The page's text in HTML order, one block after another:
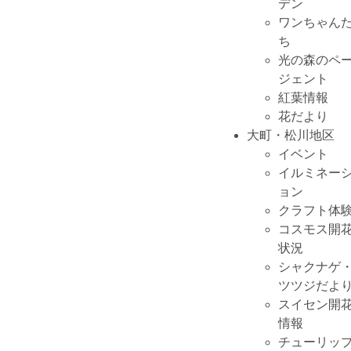
デン
ワンちゃん
ち
光の森のペ
ジェント
紅葉情報
花だより
大町・松川地区
イベント
イルミネー
ョン
クラフト体
コスモス開
状況
シャクナゲ
ツツジだよ
スイセン開
情報
チューリッ